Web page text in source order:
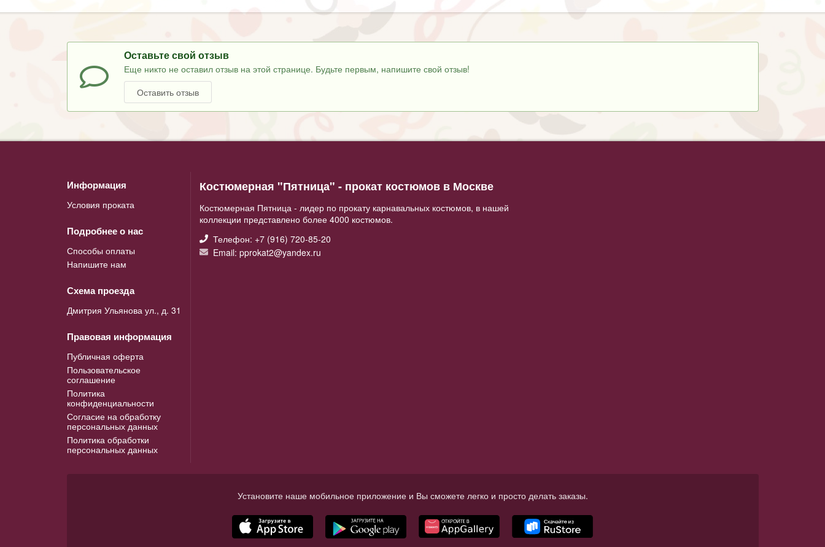
Оставьте свой отзыв
Еще никто не оставил отзыв на этой странице. Будьте первым, напишите свой отзыв!
Оставить отзыв
Информация
Условия проката
Подробнее о нас
Способы оплаты
Напишите нам
Схема проезда
Дмитрия Ульянова ул., д. 31
Правовая информация
Публичная оферта
Пользовательское
соглашение
Политика
конфиденциальности
Согласие на обработку
персональных данных
Политика обработки
персональных данных
Костюмерная "Пятница" - прокат костюмов в Москве
Костюмерная Пятница - лидер по прокату карнавальных костюмов, в нашей
коллекции представлено более 4000 костюмов.
Телефон: +7 (916) 720-85-20
Email: pprokat2@yandex.ru
Установите наше мобильное приложение и Вы сможете легко и просто делать заказы.